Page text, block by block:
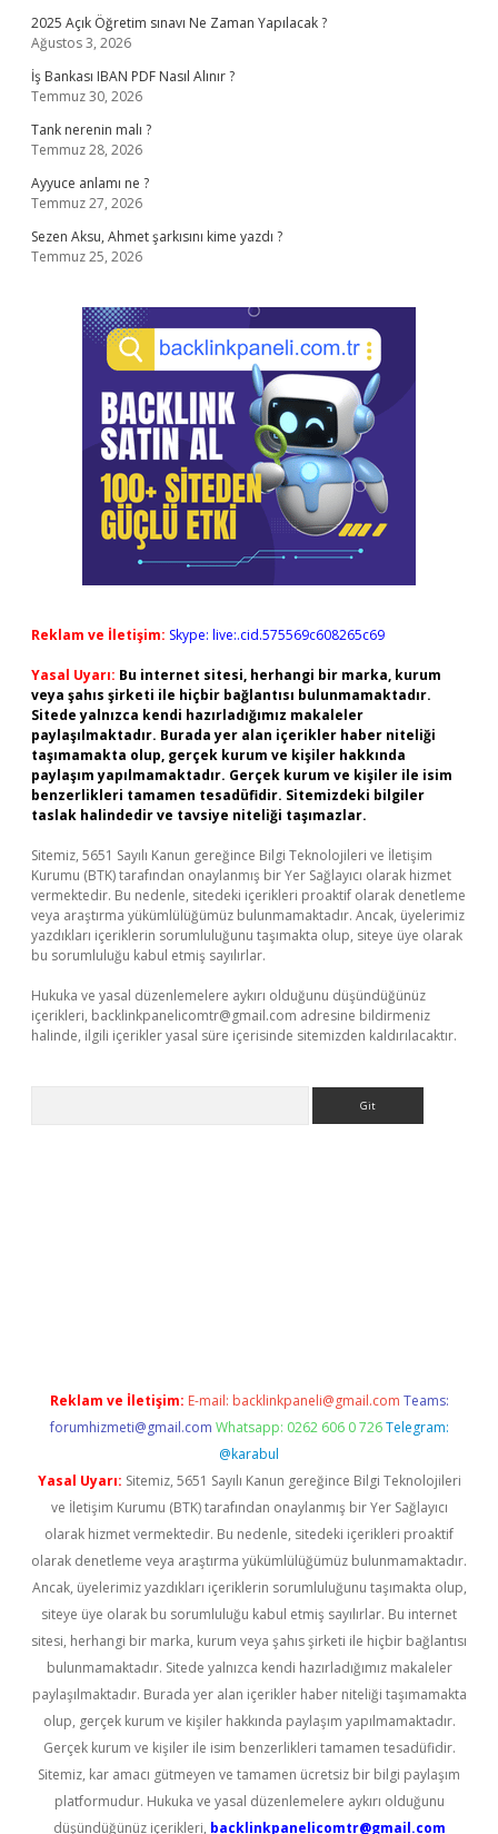
2025 Açık Öğretim sınavı Ne Zaman Yapılacak ?
Ağustos 3, 2026
İş Bankası IBAN PDF Nasıl Alınır ?
Temmuz 30, 2026
Tank nerenin malı ?
Temmuz 28, 2026
Ayyuce anlamı ne ?
Temmuz 27, 2026
Sezen Aksu, Ahmet şarkısını kime yazdı ?
Temmuz 25, 2026
Reklam ve İletişim: Skype: live:.cid.575569c608265c69
Yasal Uyarı: Bu internet sitesi, herhangi bir marka, kurum
veya şahıs şirketi ile hiçbir bağlantısı bulunmamaktadır.
Sitede yalnızca kendi hazırladığımız makaleler
paylaşılmaktadır. Burada yer alan içerikler haber niteliği
taşımamakta olup, gerçek kurum ve kişiler hakkında
paylaşım yapılmamaktadır. Gerçek kurum ve kişiler ile isim
benzerlikleri tamamen tesadüfidir. Sitemizdeki bilgiler
taslak halindedir ve tavsiye niteliği taşımazlar.
Sitemiz, 5651 Sayılı Kanun gereğince Bilgi Teknolojileri ve İletişim
Kurumu (BTK) tarafından onaylanmış bir Yer Sağlayıcı olarak hizmet
vermektedir. Bu nedenle, sitedeki içerikleri proaktif olarak denetleme
veya araştırma yükümlülüğümüz bulunmamaktadır. Ancak, üyelerimiz
yazdıkları içeriklerin sorumluluğunu taşımakta olup, siteye üye olarak
bu sorumluluğu kabul etmiş sayılırlar.
Hukuka ve yasal düzenlemelere aykırı olduğunu düşündüğünüz
içerikleri, backlinkpanelicomtr@gmail.com adresine bildirmeniz
halinde, ilgili içerikler yasal süre içerisinde sitemizden kaldırılacaktır.
Reklam ve İletişim: E-mail: backlinkpaneli@gmail.com Teams:
forumhizmeti@gmail.com Whatsapp: 0262 606 0 726 Telegram:
@karabul
Yasal Uyarı: Sitemiz, 5651 Sayılı Kanun gereğince Bilgi Teknolojileri
ve İletişim Kurumu (BTK) tarafından onaylanmış bir Yer Sağlayıcı
olarak hizmet vermektedir. Bu nedenle, sitedeki içerikleri proaktif
olarak denetleme veya araştırma yükümlülüğümüz bulunmamaktadır.
Ancak, üyelerimiz yazdıkları içeriklerin sorumluluğunu taşımakta olup,
siteye üye olarak bu sorumluluğu kabul etmiş sayılırlar. Bu internet
sitesi, herhangi bir marka, kurum veya şahıs şirketi ile hiçbir bağlantısı
bulunmamaktadır. Sitede yalnızca kendi hazırladığımız makaleler
paylaşılmaktadır. Burada yer alan içerikler haber niteliği taşımamakta
olup, gerçek kurum ve kişiler hakkında paylaşım yapılmamaktadır.
Gerçek kurum ve kişiler ile isim benzerlikleri tamamen tesadüfidir.
Sitemiz, kar amacı gütmeyen ve tamamen ücretsiz bir bilgi paylaşım
platformudur. Hukuka ve yasal düzenlemelere aykırı olduğunu
düşündüğünüz içerikleri, backlinkpanelicomtr@gmail.com